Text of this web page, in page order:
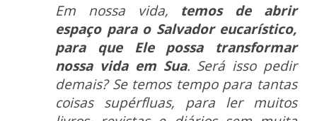
Em nossa vida, temos de abrir
espaço para o Salvador eucarístico,
para que Ele possa transformar
nossa vida em Sua. Será isso pedir
demais? Se temos tempo para tantas
coisas supérfluas, para ler muitos